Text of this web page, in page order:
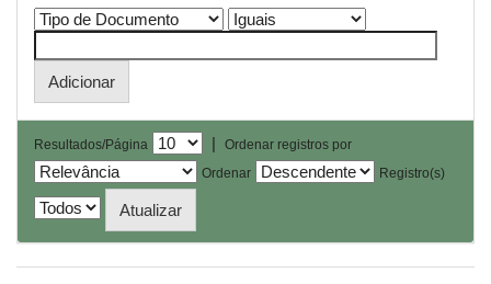
Resultados/Página |
Ordenar registros por
Ordenar
Registro(s)